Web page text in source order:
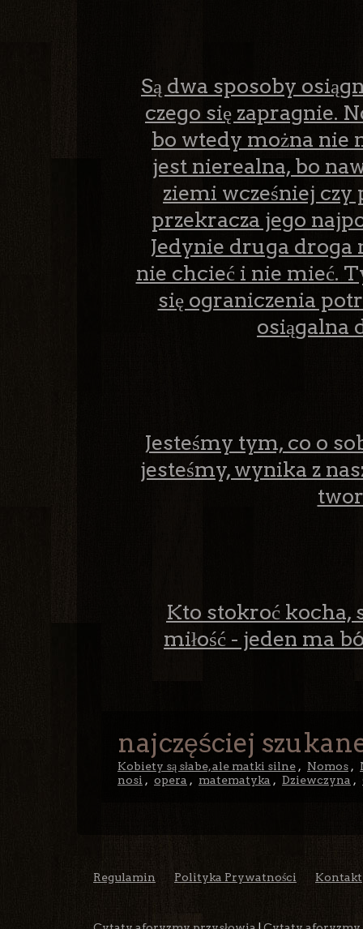
Są dwa sposoby
czego się zapragnie.
bo wtedy można nie
jest nierealna, bo
ziemi wcześniej czy
przekracza jego
Jedynie druga droga
nie chcieć i nie mieć.
się ograniczenia
osiągalna
Jesteśmy tym, co o
jesteśmy, wynika z
Kto stokroć kocha,
miłość - jeden ma
najczęściej
Kobiety są słabe, ale matki silne , Nomos ,
nosi , opera , matematyka , Dziewczyna ,
Regulamin Polityka Prywatności Kontakt